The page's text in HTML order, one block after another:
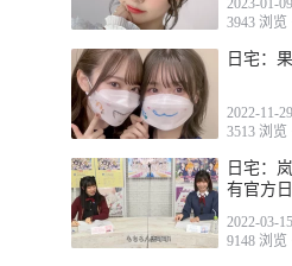
2023-01-
3943 浏览
日宅：
2022-11-
3513 浏览
日宅：
有官方
2022-03-
9148 浏览